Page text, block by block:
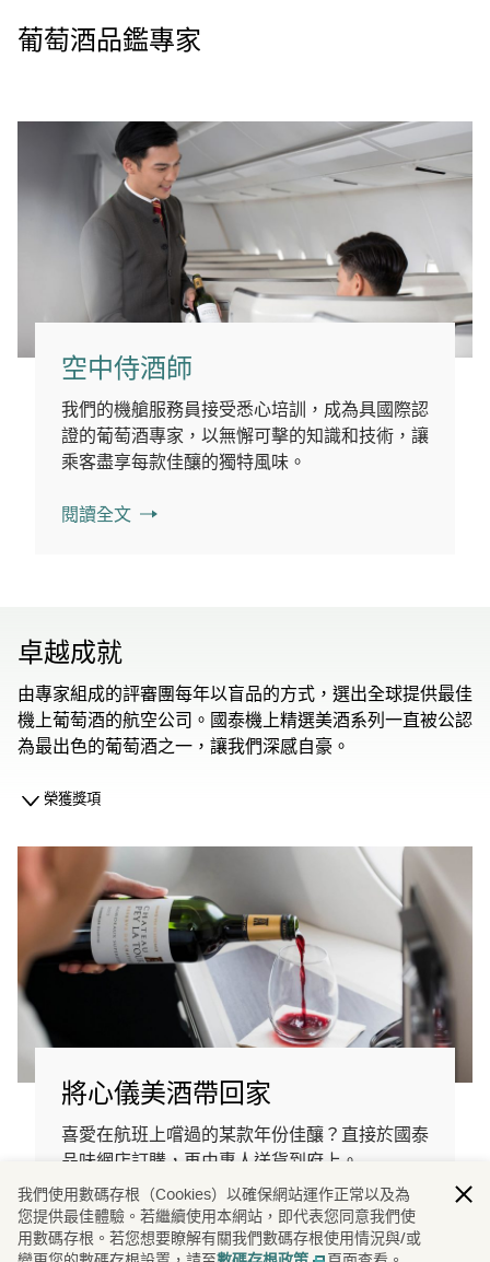
葡萄酒品鑑專家
空中侍酒師
我們的機艙服務員接受悉心培訓，成為具國際認
證的葡萄酒專家，以無懈可擊的知識和技術，讓
乘客盡享每款佳釀的獨特風味。
閱讀全文
卓越成就
由專家組成的評審團每年以盲品的方式，選出全球提供最佳
機上葡萄酒的航空公司。國泰機上精選美酒系列一直被公認
為最出色的葡萄酒之一，讓我們深感自豪。
榮獲獎項
將心儀美酒帶回家
喜愛在航班上嚐過的某款年份佳釀？直接於國泰
品味網店訂購，再由專人送貨到府上。
選購國泰航空頂級美酒佳釀
(open in a new window)
我們使用數碼存根（Cookies）以確保網站運作正常以及為
您提供最佳體驗。若繼續使用本網站，即代表您同意我們使
用數碼存根。若您想要瞭解有關我們數碼存根使用情況與/或